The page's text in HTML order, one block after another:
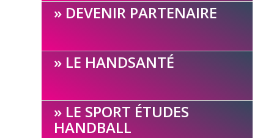
DEVENIR PARTENAIRE
LE HANDSANTÉ
LE SPORT ÉTUDES
HANDBALL